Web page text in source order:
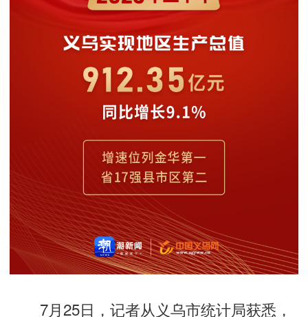
7月25日，记者从义乌市统计局获悉，